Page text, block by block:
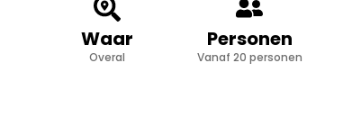
Waar
Overal
Personen
Vanaf 20 personen